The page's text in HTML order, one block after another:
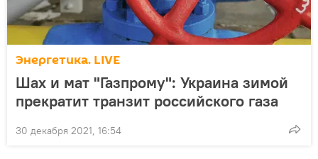
Энергетика. LIVE
Шах и мат "Газпрому": Украина зимой
прекратит транзит российского газа
30 декабря 2021, 16:54